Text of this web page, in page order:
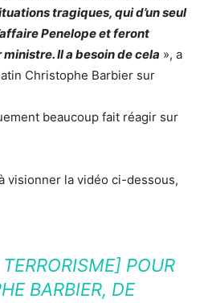
tragiques, qui d’un seul
Penelope et feront
Il a besoin de cela », a
Christophe Barbier sur
beaucoup fait réagir sur
visionner la vidéo ci-dessous,
POUR
BARBIER, DE